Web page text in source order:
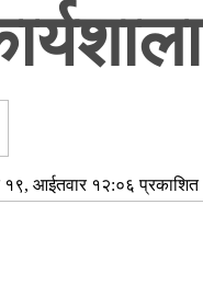
आईतवार १२:०६ प्रकाशित